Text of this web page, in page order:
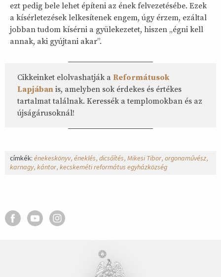
ezt pedig bele lehet építeni az ének felvezetésébe. Ezek
a kísérletezések lelkesítenek engem, úgy érzem, ezáltal
jobban tudom kísérni a gyülekezetet, hiszen „égni kell
annak, aki gyújtani akar”.
Cikkeinket elolvashatják a Reformátusok
Lapjában is, amelyben sok érdekes és értékes
tartalmat találnak. Keressék a templomokban és az
újságárusoknál!
címkék: énekeskönyv éneklés dicsőítés Mikesi Tibor orgonaművész
karnagy kántor kecskeméti református egyházközség